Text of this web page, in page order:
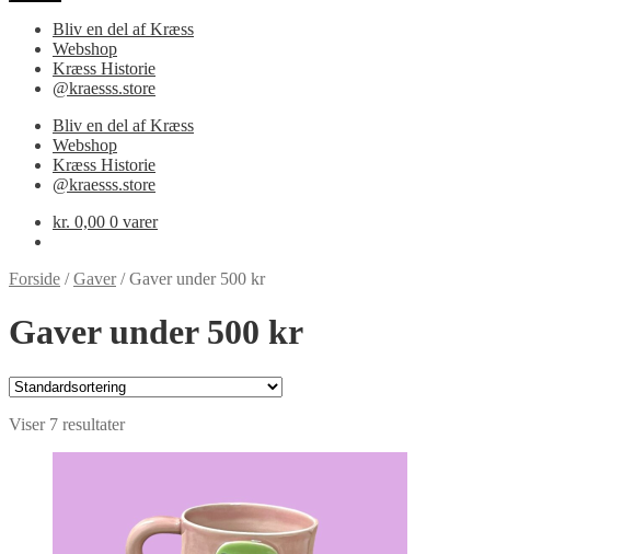
Bliv en del af Kræss
Webshop
Kræss Historie
@kraesss.store
Bliv en del af Kræss
Webshop
Kræss Historie
@kraesss.store
kr. 0,00 0 varer
Forside /Gaver/Gaver under 500 kr
Gaver under 500 kr
Viser 7 resultater